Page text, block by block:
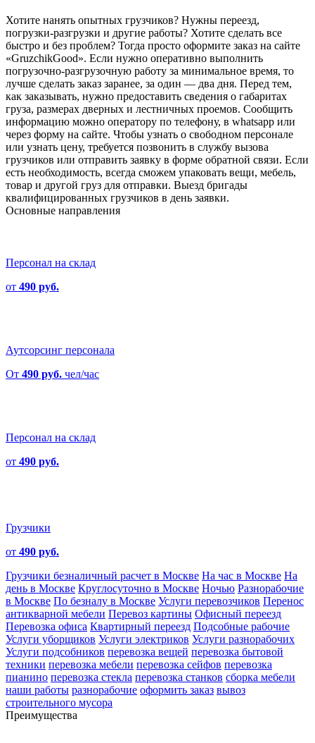
Хотите нанять опытных грузчиков? Нужны переезд,
погрузки-разгрузки и другие работы? Хотите сделать все
быстро и без проблем? Тогда просто оформите заказ на сайте
«GruzchikGood». Если нужно оперативно выполнить
погрузочно-разгрузочную работу за минимальное время, то
лучше сделать заказ заранее, за один — два дня. Перед тем,
как заказывать, нужно предоставить сведения о габаритах
груза, размерах дверных и лестничных проемов. Сообщить
информацию можно оператору по телефону, в whatsapp или
через форму на сайте. Чтобы узнать о свободном персонале
или узнать цену, требуется позвонить в службу вызова
грузчиков или отправить заявку в форме обратной связи. Если
есть необходимость, всегда сможем упаковать вещи, мебель,
товар и другой груз для отправки. Выезд бригады
квалифицированных грузчиков в день заявки.
Основные направления
Персонал на склад
от 490 руб.
Аутсорсинг персонала
От 490 руб. чел/час
Персонал на склад
от 490 руб.
Грузчики
от 490 руб.
Грузчики безналичный расчет в Москве На час в Москве На
день в Москве Круглосуточно в Москве Ночью Разнорабочие
в Москве По безналу в Москве Услуги перевозчиков Перенос
антикварной мебели Перевоз картины Офисный переезд
Перевозка офиса Квартирный переезд Подсобные рабочие
Услуги уборщиков Услуги электриков Услуги разнорабочих
Услуги подсобников перевозка вещей перевозка бытовой
техники перевозка мебели перевозка сейфов перевозка
пианино перевозка стекла перевозка станков сборка мебели
наши работы разнорабочие оформить заказ вывоз
строительного мусора
Преимущества